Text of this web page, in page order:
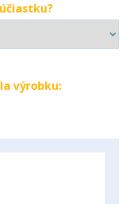
výrobku: